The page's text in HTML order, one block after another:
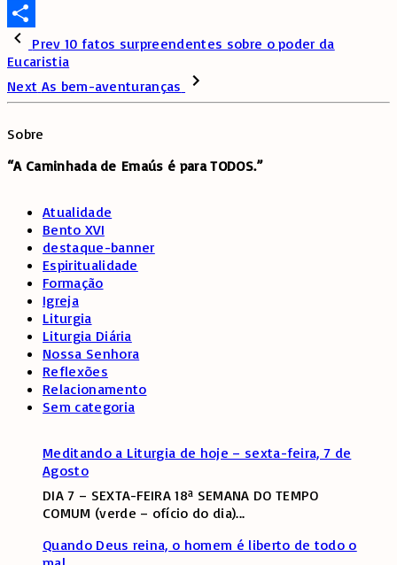
Telegram
SharePrev 10 fatos surpreendentes sobre o poder da
Eucaristia
Next As bem-aventuranças
Sobre
“A Caminhada de Emaús é para TODOS.”
Atualidade
Bento XVI
destaque-banner
Espiritualidade
Formação
Igreja
Liturgia
Liturgia Diária
Nossa Senhora
Reflexões
Relacionamento
Sem categoria
Meditando a Liturgia de hoje – sexta-feira, 7 de
Agosto
DIA 7 – SEXTA-FEIRA 18ª SEMANA DO TEMPO
COMUM (verde – ofício do dia)...
Quando Deus reina, o homem é liberto de todo o